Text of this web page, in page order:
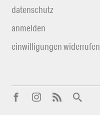
datenschutz
anmelden
einwilligungen widerrufen